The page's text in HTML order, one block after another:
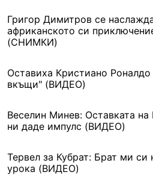
Григор Димитров се
африканското си
(СНИМКИ)
Оставиха Кристиано
вкъщи" (ВИДЕО)
Веселин Минев: Оставката на
ни даде импулс (ВИДЕО)
Тервел за Кубрат: Брат ми си
урока (ВИДЕО)